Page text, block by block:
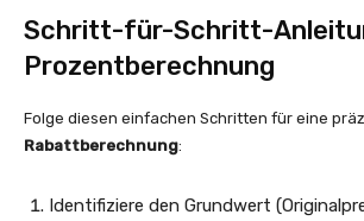
Schritt-für-Schritt-
Prozentberechnung
Folge diesen einfachen Schritten für eine
Rabattberechnung:
Identifiziere den Grundwert